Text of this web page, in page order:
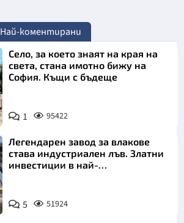
Най-коментирани
Село, за което знаят на края на
света, стана имотно бижу на
София. Къщи с бъдеще
1 95422
Легендарен завод за влакове
става индустриален лъв. Златни
инвестиции в най-
5 51924